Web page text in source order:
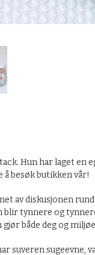
Hun har laget
å besøk butikken vår!
av diskusjonen
tynnere og
både deg og
suveren sugeevne,